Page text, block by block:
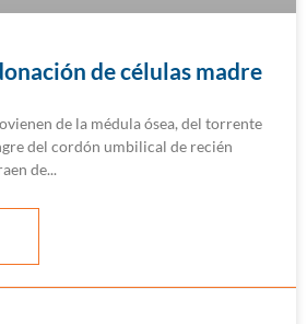
de células madre
de la médula ósea, del torrente
del cordón umbilical de recién
de